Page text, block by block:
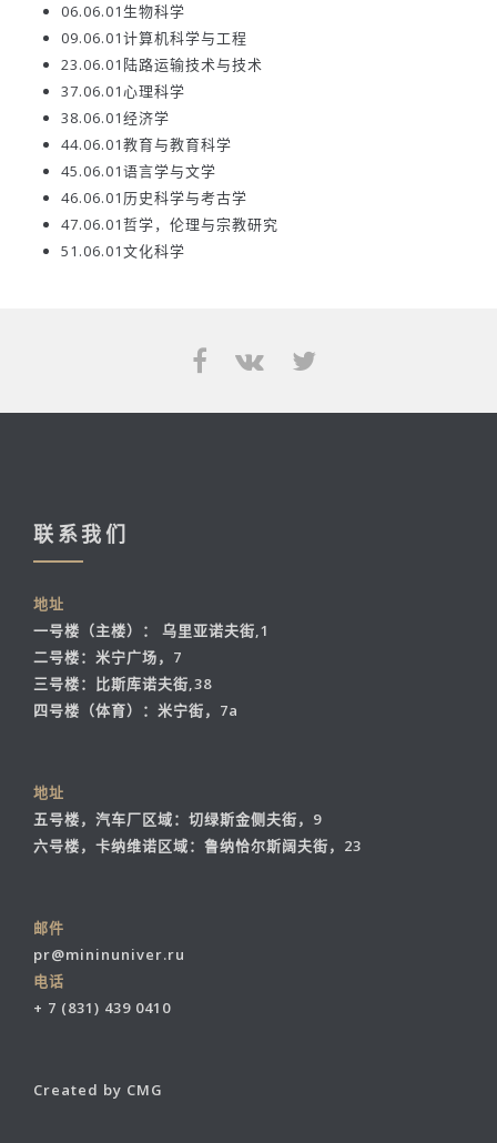
06.06.01生物科学
09.06.01计算机科学与工程
23.06.01陆路运输技术与技术
37.06.01心理科学
38.06.01经济学
44.06.01教育与教育科学
45.06.01语言学与文学
46.06.01历史科学与考古学
47.06.01哲学，伦理与宗教研究
51.06.01文化科学
联系我们
地址
一号楼（主楼）： 乌里亚诺夫街,1
二号楼：米宁广场，7
三号楼：比斯库诺夫街,38
四号楼（体育）：米宁街，7a
地址
五号楼，汽车厂区域：切绿斯金侧夫街，9
六号楼，卡纳维诺区域：鲁纳恰尔斯阔夫街，23
邮件
pr@mininuniver.ru
电话
+ 7 (831) 439 0410
Created by CMG